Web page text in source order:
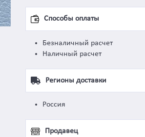
Способы оплаты
Безналичный расчет
Наличный расчет
Регионы доставки
Россия
Продавец